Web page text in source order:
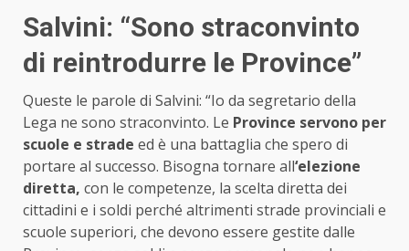
Salvini: “Sono straconvinto
di reintrodurre le Province”
Queste le parole di Salvini: “Io da segretario della
Lega ne sono straconvinto. Le Province servono per
scuole e strade ed è una battaglia che spero di
portare al successo. Bisogna tornare all‘elezione
diretta, con le competenze, la scelta diretta dei
cittadini e i soldi perché altrimenti strade provinciali e
scuole superiori, che devono essere gestite dalle